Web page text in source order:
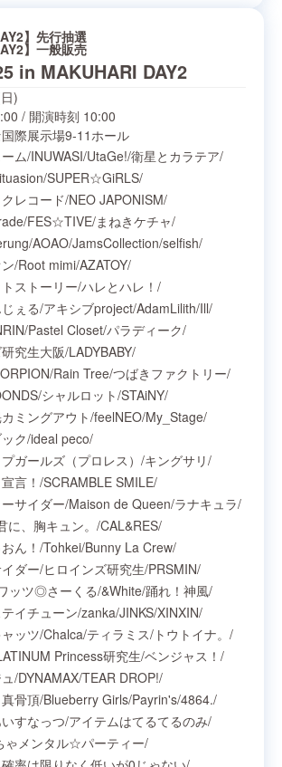
】先行抽選
】一般販売
in MAKUHARI DAY2
)
/ 開演時刻 10:00
際展示場9-11ホール
ム/INUWASI/UtaGe!/衛星とカラテア/
/SUPER☆GiRLS/
レコード/NEO JAPONISM/
/FES☆TIVE/まねきケチャ/
/AOAO/JamsCollection/selfish/
/Root mimi/AZATOY/
ストーリー/ハレとハレ！ /
ぇる/アキシブproject/AdamLilith/Ill/
/Pastel Closet/パラディーク/
究生大阪/LADYBABY/
/Rain Tree/つばきファクトリー/
/シャルロット/STAiNY/
ミングアウト/feelNEO/My_Stage/
ク/ideal peco/
ガールズ（プロレス） /キングサリ/
言！ /SCRAMBLE SMILE/
サイダー/Maison de Queen/ラナキュラ/
に、胸キュン。 /CAL&RES/
ん！ /Tohkei/Bunny La Crew/
ダー/ヒロインズ研究生/PRSMIN/
ッツ◎さーくる/&White/踊れ！神風/
イチューン/zanka/JINKS/XINXIN/
ッツ/Chalca/ティラミス/ トウトイナ。 /
Princess研究生/ベンジャス！ /
/DYNAMAX/TEAR DROP!/
骨頂/Blueberry Girls/Payrin's/4864./
すなっつ/アイテムはてるてるのみ/
ゃメンタル☆パーティー/